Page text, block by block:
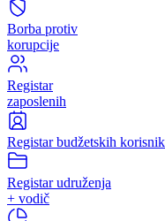
Pristup
informacijama
Borba protiv
korupcije
Registar
zaposlenih
Registar budžetskih korisnika